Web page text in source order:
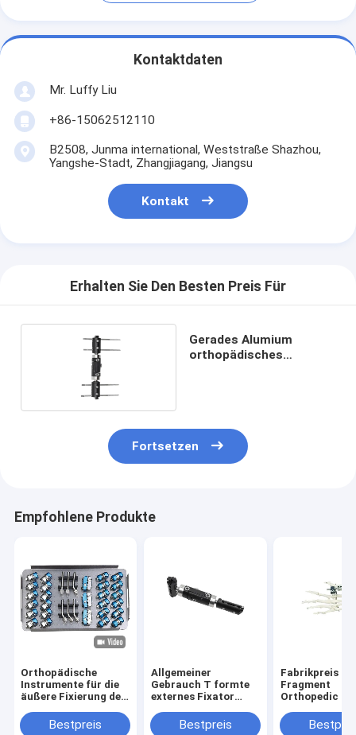
Kontaktdaten
Mr. Luffy Liu
+86-15062512110
B2508, Junma international, Weststraße Shazhou,
Yangshe-Stadt, Zhangjiagang, Jiangsu
Kontakt
Erhalten Sie Den Besten Preis Für
Gerades Alumium
orthopädisches
Fortsetzen
Empfohlene Produkte
Orthopädische
Instrumente für die
äußere Fixierung der
Bestpreis
Allgemeiner
Gebrauch T formte
externes Fixator
medizinisches
orthopädisches
Bestpreis
Fabrikpreis
Fragment
Orthopedic
Stiften für